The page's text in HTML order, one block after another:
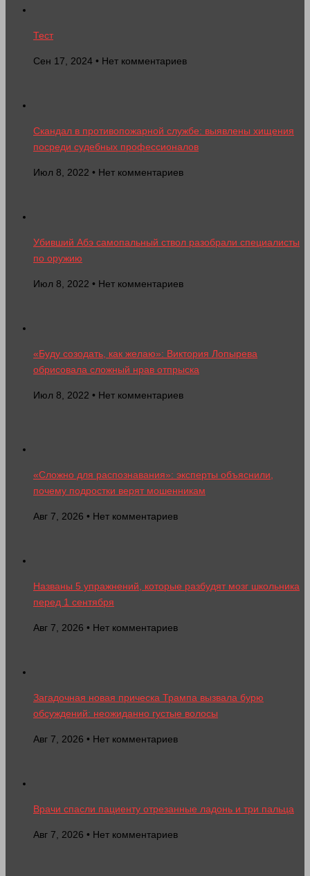
Тест
Сен 17, 2024 • Нет комментариев
Скандал в противопожарной службе: выявлены хищения
посреди судебных профессионалов
Июл 8, 2022 • Нет комментариев
Убивший Абэ самопальный ствол разобрали специалисты
по оружию
Июл 8, 2022 • Нет комментариев
«Буду созодать, как желаю»: Виктория Лопырева
обрисовала сложный нрав отпрыска
Июл 8, 2022 • Нет комментариев
«Сложно для распознавания»: эксперты объяснили,
почему подростки верят мошенникам
Авг 7, 2026 • Нет комментариев
Названы 5 упражнений, которые разбудят мозг школьника
перед 1 сентября
Авг 7, 2026 • Нет комментариев
Загадочная новая прическа Трампа вызвала бурю
обсуждений: неожиданно густые волосы
Авг 7, 2026 • Нет комментариев
Врачи спасли пациенту отрезанные ладонь и три пальца
Авг 7, 2026 • Нет комментариев